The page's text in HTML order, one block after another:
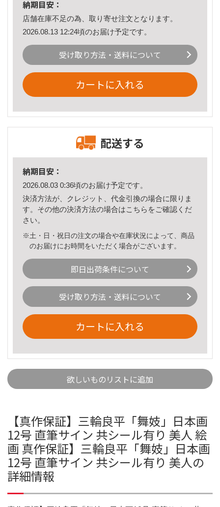
納期目安：
店舗在庫不足の為、取り寄せ注文となります。
2026.08.13 12:24頃のお届け予定です。
受け取り方法・送料について
カートに入れる
配送する
納期目安：
2026.08.03 0:36頃のお届け予定です。
決済方法が、クレジット、代金引換の場合に限りま
す。その他の決済方法の場合はこちら をご確認くだ
さい。
※土・日・祝日の注文の場合や在庫状況によって、商品
のお届けにお時間をいただく場合がございます。
即日出荷条件について
受け取り方法・送料について
カートに入れる
欲しいものリストに追加
【真作保証】三輪良平「舞妓」日本画
12号 直筆サイン 共シール有り 美人 絵
画 真作保証】三輪良平「舞妓」日本画
12号 直筆サイン 共シール有り 美人の
詳細情報